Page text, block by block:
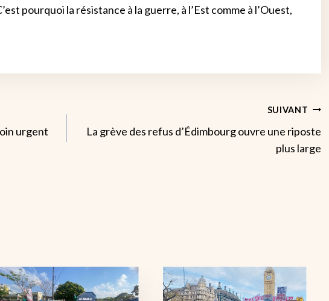
pourquoi la résistance à la guerre, à l’Est comme à l’Ouest,
urgent
SUIVANT
La grève des refus d’Édimbourg ouvre une riposte
plus large